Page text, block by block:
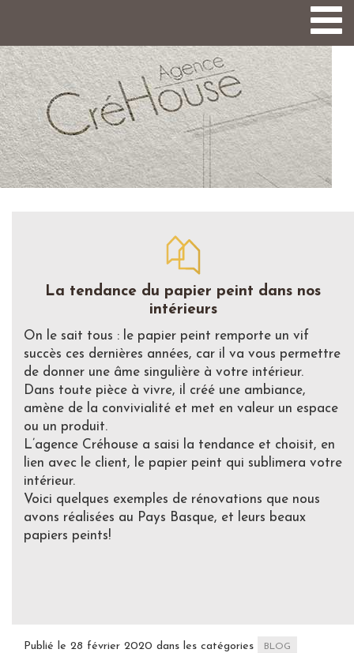
La tendance du papier peint dans nos
intérieurs
On le sait tous : le papier peint remporte un vif
succès ces dernières années, car il va vous permettre
de donner une âme singulière à votre intérieur.
Dans toute pièce à vivre, il créé une ambiance,
amène de la convivialité et met en valeur un espace
ou un produit.
L’agence Créhouse a saisi la tendance et choisit, en
lien avec le client, le papier peint qui sublimera votre
intérieur.
Voici quelques exemples de rénovations que nous
avons réalisées au Pays Basque, et leurs beaux
papiers peints!
Publié le 28 février 2020 dans les catégories BLOG